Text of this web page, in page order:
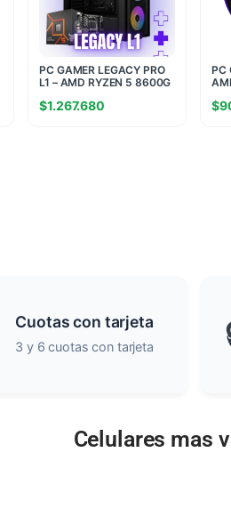
PC GAMER LEGACY PRO
L1 – AMD RYZEN 5 8600G
M.2
$1.267.680
PC
$
Cuotas con tarjeta
3 y 6 cuotas con tarjeta
Celulares mas